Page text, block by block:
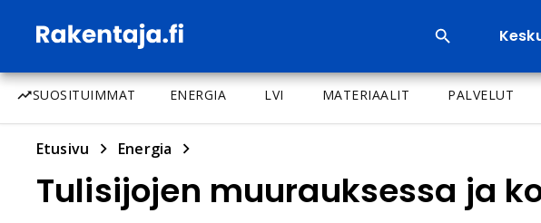
SUOSITUIMMAT ENERGIA LVI MATERIAALIT PALVELUT
Etusivu Energia
Tulisijojen muurauksessa ja